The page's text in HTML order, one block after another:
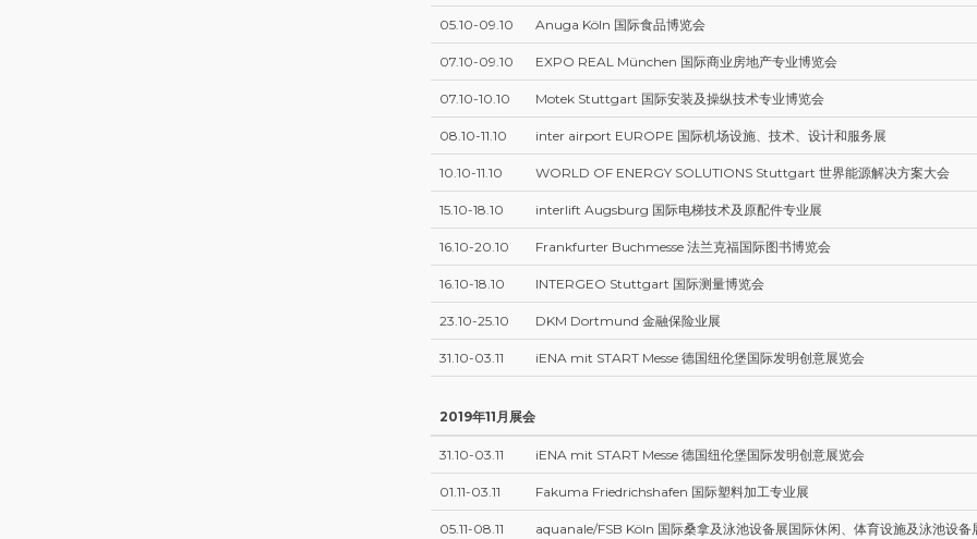
05.10-09.10 Anuga Köln 国际食品博览会
07.10-09.10 EXPO REAL München 国际商业房地产专业博览会
07.10-10.10 Motek Stuttgart 国际安装及操纵技术专业博览会
08.10-11.10 inter airport EUROPE 国际机场设施、技术、设计和服务展
10.10-11.10 WORLD OF ENERGY SOLUTIONS Stuttgart 世界能源解决方案大会
15.10-18.10 interlift Augsburg 国际电梯技术及原配件专业展
16.10-20.10 Frankfurter Buchmesse 法兰克福国际图书博览会
16.10-18.10 INTERGEO Stuttgart 国际测量博览会
23.10-25.10 DKM Dortmund 金融保险业展
31.10-03.11 iENA mit START Messe 德国纽伦堡国际发明创意展览会
2019年11月展会
31.10-03.11 iENA mit START Messe 德国纽伦堡国际发明创意展览会
01.11-03.11 Fakuma Friedrichshafen 国际塑料加工专业展
05.11-08.11 aquanale/FSB Köln 国际桑拿及泳池设备展国际休闲、体育设施及泳池设备